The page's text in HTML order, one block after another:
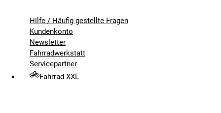
Hilfe / Häufig gestellte Fragen
Kundenkonto
Newsletter
Fahrradwerkstatt
Servicepartner
Fahrrad XXL